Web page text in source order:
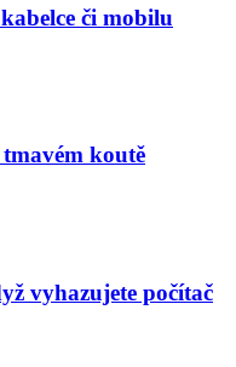
či mobilu
koutě
vyhazujete počítač